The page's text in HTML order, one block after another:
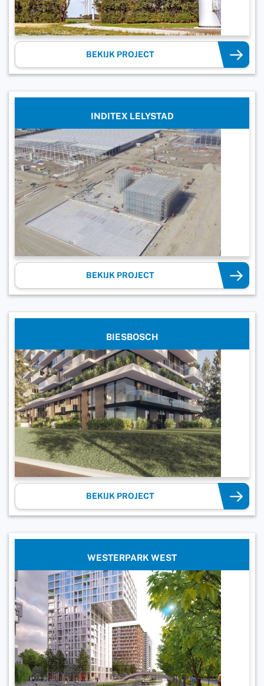
BEKIJK PROJECT
INDITEX LELYSTAD
BEKIJK PROJECT
BIESBOSCH
BEKIJK PROJECT
WESTERPARK WEST